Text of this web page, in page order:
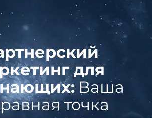
для
Ваша
точка